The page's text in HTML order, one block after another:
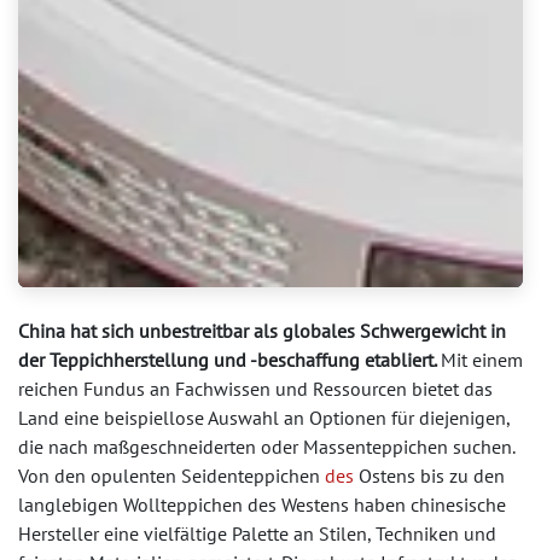
China hat sich unbestreitbar als globales Schwergewicht in
der Teppichherstellung und -beschaffung etabliert.Mit einem
reichen Fundus an Fachwissen und Ressourcen bietet das
Land eine beispiellose Auswahl an Optionen für diejenigen,
die nach maßgeschneiderten oder Massenteppichen suchen.
Von den opulenten Seidenteppichen des Ostens bis zu den
langlebigen Wollteppichen des Westens haben chinesische
Hersteller eine vielfältige Palette an Stilen, Techniken und